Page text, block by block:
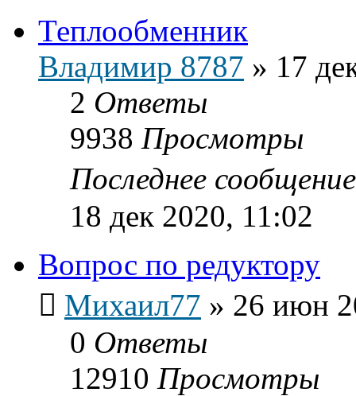
Теплообменник
Владимир 8787 » 17
2 Ответы
9938 Просмотры
Последнее
18 дек 2020, 11:02
Вопрос по редуктору
Михаил77 » 26 июн
0 Ответы
12910 Просмотры